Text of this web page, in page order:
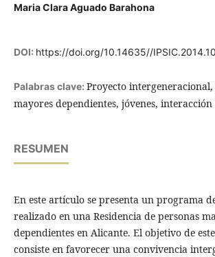
Maria Clara Aguado Barahona
DOI: https://doi.org/10.14635//
Palabras clave: Proyecto intergeneracional,
mayores dependientes, jóvenes, interacción
RESUMEN
En este artículo se presenta un programa
realizado en una Residencia de personas
dependientes en Alicante. El objetivo de
consiste en favorecer una convivencia